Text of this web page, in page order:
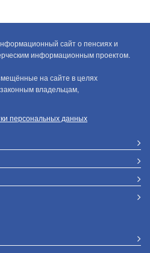
сайт о пенсиях и
информационным проектом.
на сайте в целях
владельцам,
персональных данных